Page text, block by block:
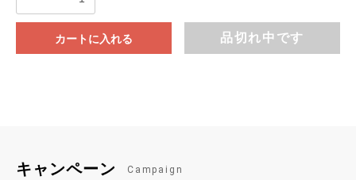
カートに入れる 品切れ中です
キャンペーン Campaign